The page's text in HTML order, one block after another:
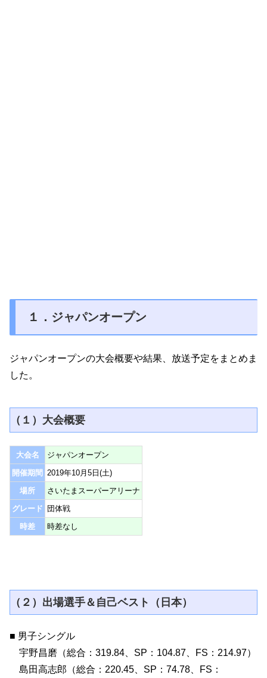
１．ジャパンオープン
ジャパンオープンの大会概要や結果、放送予定をまとめま
した。
（１）大会概要
大会名
ジャパンオープン
開催期間 2019年10月5日(土)
場所
さいたまスーパーアリーナ
グレード
団体戦
時差
時差なし
（２）出場選手＆自己ベスト（日本）
■ 男子シングル
宇野昌磨（総合：319.84、SP：104.87、FS：214.97）
島田高志郎（総合：220.45、SP：74.78、FS：